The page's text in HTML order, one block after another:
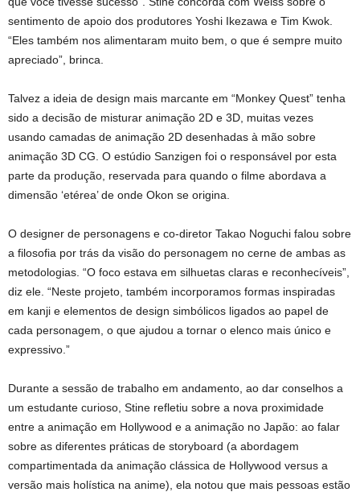
sentimento de apoio dos produtores Yoshi Ikezawa e Tim Kwok.
“Eles também nos alimentaram muito bem, o que é sempre muito
apreciado”, brinca.
Talvez a ideia de design mais marcante em “Monkey Quest” tenha
sido a decisão de misturar animação 2D e 3D, muitas vezes
usando camadas de animação 2D desenhadas à mão sobre
animação 3D CG. O estúdio Sanzigen foi o responsável por esta
parte da produção, reservada para quando o filme abordava a
dimensão ‘etérea’ de onde Okon se origina.
O designer de personagens e co-diretor Takao Noguchi falou sobre
a filosofia por trás da visão do personagem no cerne de ambas as
metodologias. “O foco estava em silhuetas claras e reconhecíveis”,
diz ele. “Neste projeto, também incorporamos formas inspiradas
em kanji e elementos de design simbólicos ligados ao papel de
cada personagem, o que ajudou a tornar o elenco mais único e
expressivo.”
Durante a sessão de trabalho em andamento, ao dar conselhos a
um estudante curioso, Stine refletiu sobre a nova proximidade
entre a animação em Hollywood e a animação no Japão: ao falar
sobre as diferentes práticas de storyboard (a abordagem
compartimentada da animação clássica de Hollywood versus a
versão mais holística na anime), ela notou que mais pessoas estão